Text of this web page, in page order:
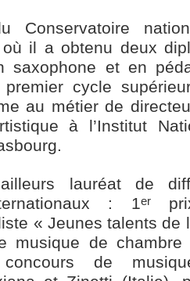
Conservatoire
il a obtenu deux
saxophone et en
premier cycle
au métier de
à l’Institut
lauréat de
: 1er
« Jeunes talents de
musique de chambre
de